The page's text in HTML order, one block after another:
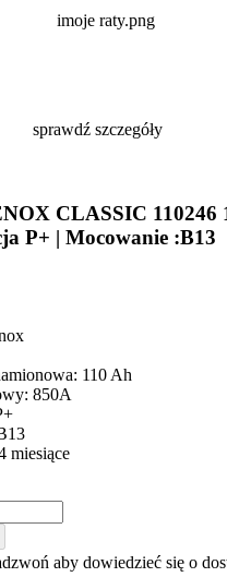
sprawdź szczegóły
CLASSIC 110246
P+ | Mocowanie :B13
110 Ah
850A
miesiące
aby dowiedzieć się o